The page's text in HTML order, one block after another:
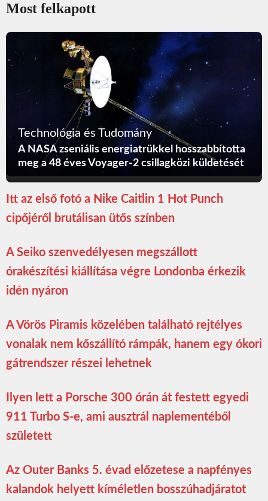
Most felkapott
Technológia és Tudomány
A NASA zseniális energiatrükkel hosszabbította
meg a 48 éves Voyager-2 csillagközi küldetését
Itt az első fotó a Nike Caitlin 1 Hot Punch
cipőjéről brutálisan ütős színben
A Seiko szenvedélyesen megszállott
órakészítési kiállítása végre Londonba érkezik
idén nyáron
A Vörös Piramis közelében található rejtélyes
vonalak nem kőszállító rámpák, hanem egy ókori
gátrendszer részei lehetnek
Ilyen lett a Porsche 300 órán át festett egyedi
911 Turbo S-e, ami ausztrál naplementéből
született
Az Outer Banks 5. évad előzetese a napfényes
kalandok helyett kíméletlen bosszúhadjáratot